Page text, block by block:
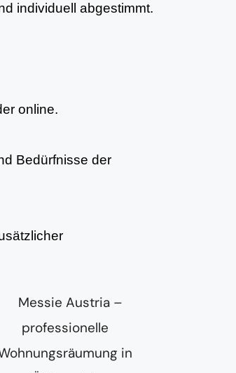
individuell abgestimmt.
online.
Bedürfnisse der